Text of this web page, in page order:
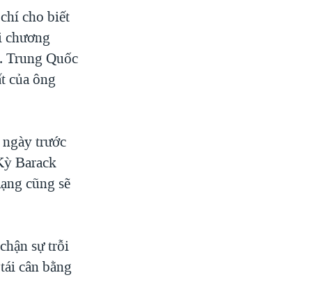
cho biết
chương
Trung Quốc
của ông
trước
Barack
cũng sẽ
sự trỗi
cân bằng